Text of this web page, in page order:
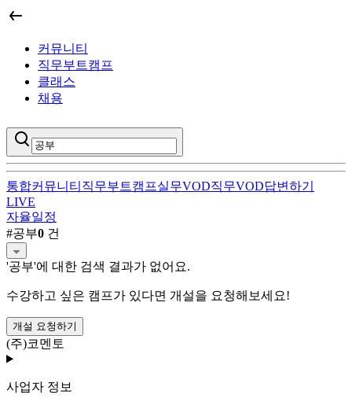
커뮤니티
직무부트캠프
클래스
채용
통합커뮤니티 직무부트캠프실무VOD직무VOD답변하기
공부직무부트캠프 검색 결과
LIVE
자율일정
#공부0 건
'공부'에 대한 검색 결과가 없어요.
수강하고 싶은 캠프가 있다면 개설을 요청해보세요!
개설 요청하기
(주)코멘토
사업자 정보